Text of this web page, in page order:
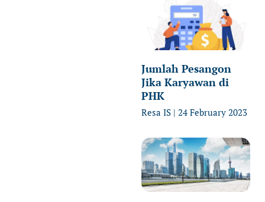
Jumlah Pesangon
Jika Karyawan di
PHK
Resa IS 24 February 2023